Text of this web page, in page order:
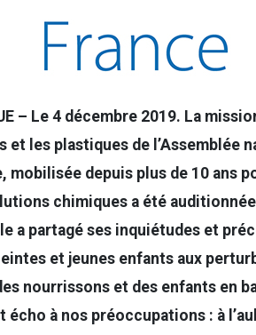
– Le 4 décembre 2019. La
et les plastiques de l’Assemblée
mobilisée depuis plus de 10 ans
chimiques a été
a partagé ses inquiétudes et
et jeunes enfants aux
nourrissons et des enfants en
écho à nos préoccupations : à